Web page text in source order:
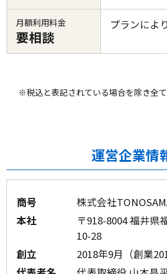
月額利用料金
要相談
プランによ
※税込と表記されている場合を除き全
運営企業情
商号
株式会社
本社
〒918-8004 福井県
10-28
創立
2018年9月（創業